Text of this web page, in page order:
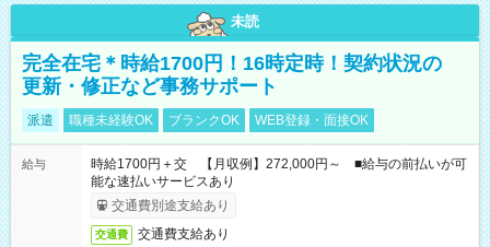
未読
完全在宅＊時給1700円！16時定時！契約状況の
更新・修正など事務サポート
派遣 職種未経験OK ブランクOK WEB登録・面接OK
給与
時給1700円＋交 【月収例】272,000円～ ■給与の前払いが可
能な速払いサービスあり
交通費別途支給あり
交通費 交通費支給あり